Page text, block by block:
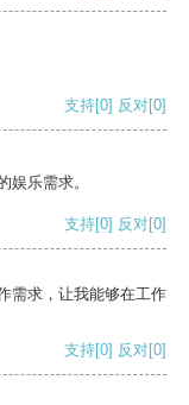
支持[0] 反对[0]
娱乐需求。
支持[0] 反对[0]
需求，让我能够在工作
支持[0] 反对[0]